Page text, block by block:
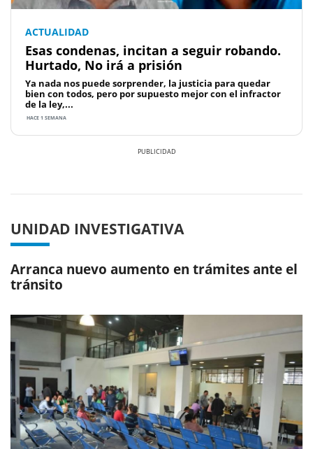
ACTUALIDAD
Esas condenas, incitan a seguir robando.
Hurtado, No irá a prisión
Ya nada nos puede sorprender, la justicia para quedar
bien con todos, pero por supuesto mejor con el infractor
de la ley,...
HACE 1 SEMANA
UNIDAD INVESTIGATIVA
Arranca nuevo aumento en trámites ante el
tránsito